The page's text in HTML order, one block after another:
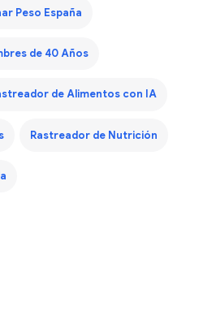
Peso España
de 40 Años
de Alimentos con IA
Rastreador de Nutrición